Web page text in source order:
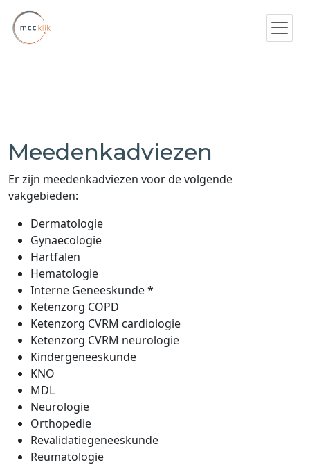
Meedenkadviezen
Er zijn meedenkadviezen voor de volgende
vakgebieden:
Dermatologie
Gynaecologie
Hartfalen
Hematologie
Interne Geneeskunde *
Ketenzorg COPD
Ketenzorg CVRM cardiologie
Ketenzorg CVRM neurologie
Kindergeneeskunde
KNO
MDL
Neurologie
Orthopedie
Revalidatiegeneeskunde
Reumatologie